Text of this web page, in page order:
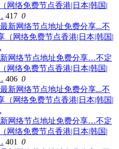
网络免费节点香港|日本|韩国|
417 0
新网络节点地址免费分享…不定
网络免费节点香港|日本|韩国|
406 0
新网络节点地址免费分享…不定
网络免费节点香港|日本|韩国|
401 0